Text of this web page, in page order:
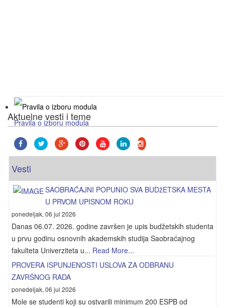
Pravila o izboru modula
za studente prve godine osnovnih akademskih
Aktuelne vesti i teme
Vesti
SAOBRAĆAJNI POPUNIO SVA BUDžETSKA MESTA
U PRVOM UPISNOM ROKU
ponedeljak, 06 jul 2026
Danas 06.07. 2026. godine završen je upis budžetskih studenta
u prvu godinu osnovnih akademskih studija Saobraćajnog
fakulteta Univerziteta u... Read More...
PROVERA ISPUNJENOSTI USLOVA ZA ODBRANU
ZAVRŠNOG RADA
ponedeljak, 06 jul 2026
Mole se studenti koji su ostvarili minimum 200 ESPB od